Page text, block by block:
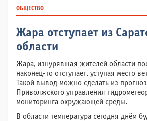
ОБЩЕСТВО
Жара отступает из
области
Жара, изнурявшая жителей области
наконец-то отступает, уступая место
Такой вывод можно сделать из
Приволжского управления
мониторинга окружающей среды.
В области температура сегодня днём